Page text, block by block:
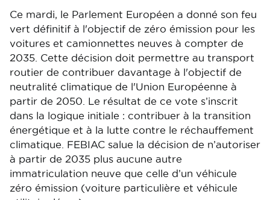
Ce mardi, le Parlement Européen a donné son feu
vert définitif à l'objectif de zéro émission pour les
voitures et camionnettes neuves à compter de
2035. Cette décision doit permettre au transport
routier de contribuer davantage à l'objectif de
neutralité climatique de l'Union Européenne à
partir de 2050. Le résultat de ce vote s’inscrit
dans la logique initiale : contribuer à la transition
énergétique et à la lutte contre le réchauffement
climatique. FEBIAC salue la décision de n’autoriser
à partir de 2035 plus aucune autre
immatriculation neuve que celle d’un véhicule
zéro émission (voiture particulière et véhicule